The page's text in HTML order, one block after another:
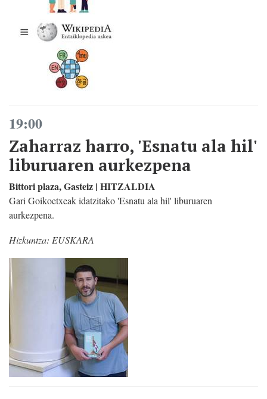
19:00
Zaharraz harro, 'Esnatu ala hil'
liburuaren aurkezpena
Bittori plaza, Gasteiz | HITZALDIA
Gari Goikoetxeak idatzitako 'Esnatu ala hil' liburuaren
aurkezpena.
Hizkuntza: EUSKARA